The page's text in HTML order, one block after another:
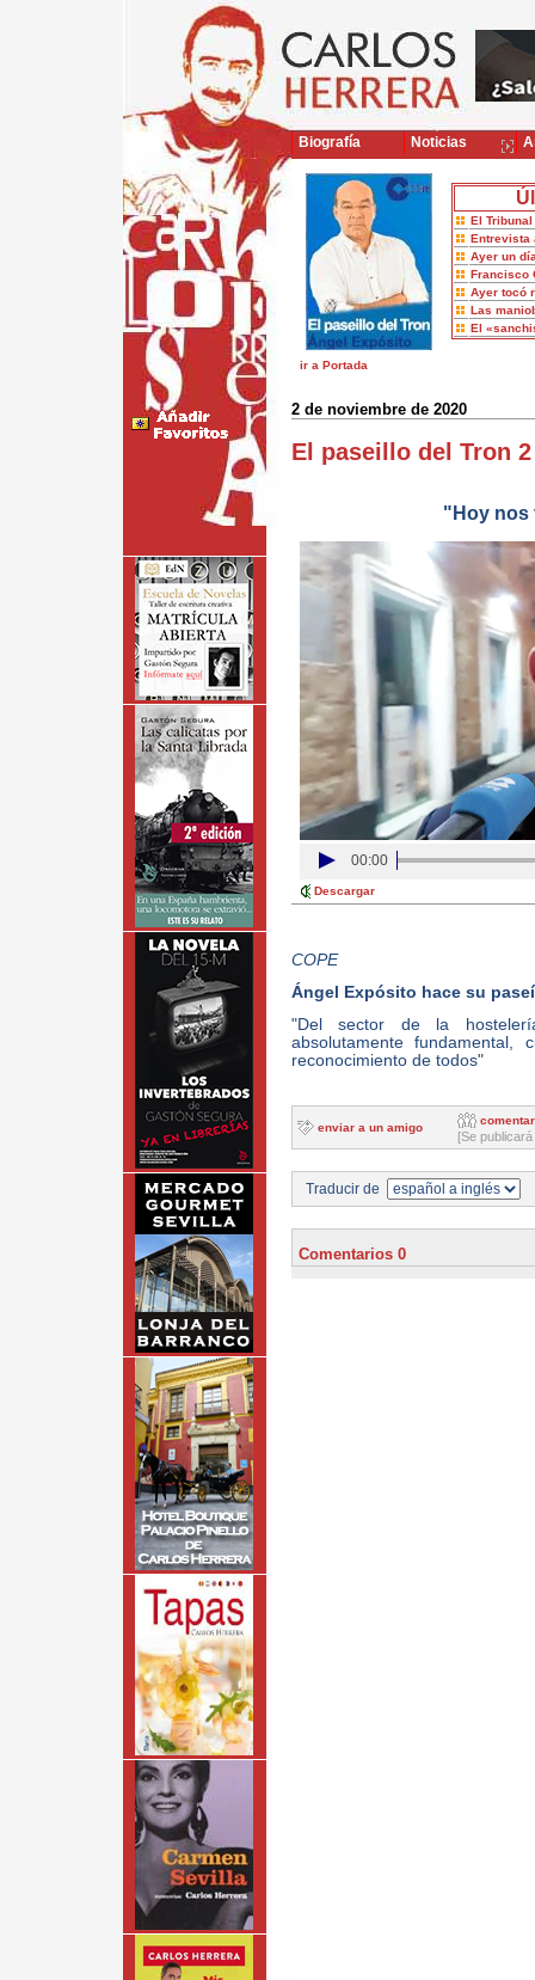
El
Entrevista
Ayer un
Francisco
Ayer tocó
Las
El
ir a Portada
2 de noviembre de 2020
El paseillo del Tron 2
"Hoy nos
00:00
Descargar
COPE
Ángel Expósito hace su
"Del sector de la
absolutamente
reconocimiento de todos"
enviar a un amigo
comentar
[Se
Traducir de
Comentarios 0
Biografía Noticias